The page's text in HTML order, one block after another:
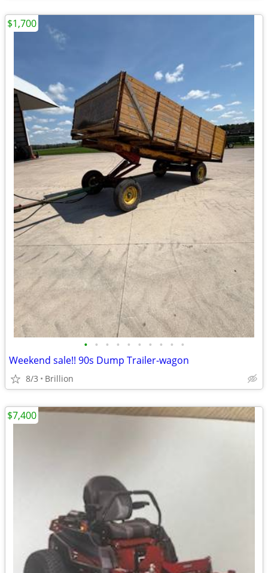
• • • • • • • • • •
Weekend sale!! 90s Dump Trailer-wagon
8/3 Brillion
$1,700
$7,400